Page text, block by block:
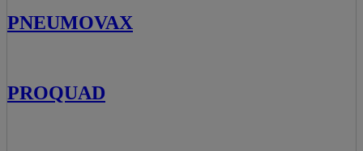
PNEUMOVAX
PROQUAD